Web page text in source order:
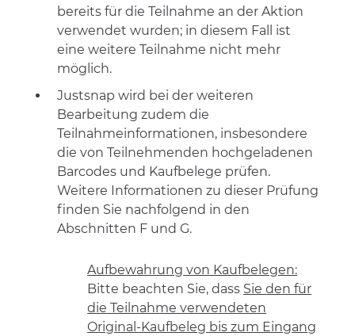
bereits für die Teilnahme an der Aktion
verwendet wurden; in diesem Fall ist
eine weitere Teilnahme nicht mehr
möglich.
Justsnap wird bei der weiteren
Bearbeitung zudem die
Teilnahmeinformationen, insbesondere
die von Teilnehmenden hochgeladenen
Barcodes und Kaufbelege prüfen.
Weitere Informationen zu dieser Prüfung
finden Sie nachfolgend in den
Abschnitten F und G.
Aufbewahrung von Kaufbelegen:
Bitte beachten Sie, dass Sie den für
die Teilnahme verwendeten
Original-Kaufbeleg bis zum Eingang